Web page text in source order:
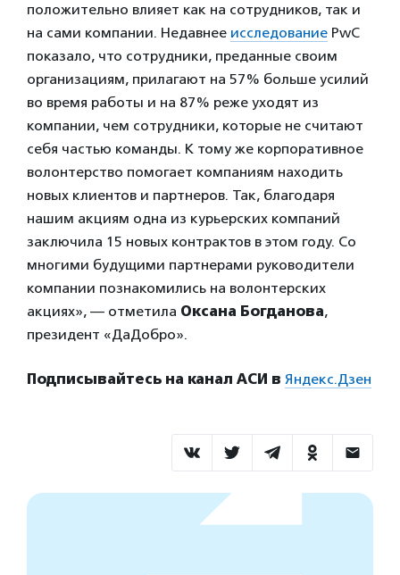
положительно влияет как на сотрудников, так и
на сами компании. Недавнее исследование PwC
показало, что сотрудники, преданные своим
организациям, прилагают на 57% больше усилий
во время работы и на 87% реже уходят из
компании, чем сотрудники, которые не считают
себя частью команды. К тому же корпоративное
волонтерство помогает компаниям находить
новых клиентов и партнеров. Так, благодаря
нашим акциям одна из курьерских компаний
заключила 15 новых контрактов в этом году. Со
многими будущими партнерами руководители
компании познакомились на волонтерских
акциях», — отметила Оксана Богданова,
президент «ДаДобро».
Подписывайтесь на канал АСИ в Яндекс.Дзен